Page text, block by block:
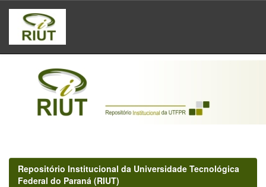
Skip
navigation
Repositório Institucional da Universidade Tecnológica
Federal do Paraná (RIUT)